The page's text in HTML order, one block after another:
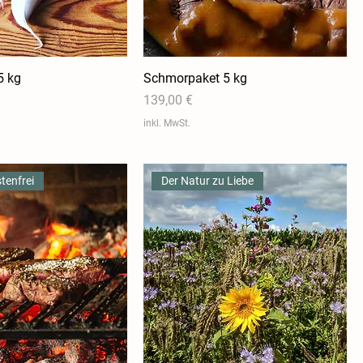
m
m
kg
Schmorpaket 5 kg
Preis
139,00 €
inkl. MwSt.
Der Natur zu Liebe